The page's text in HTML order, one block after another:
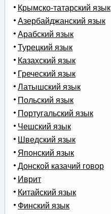
Крымско-татарский язык
Азербайджанский язык
Арабский язык
Турецкий язык
Казахский язык
Греческий язык
Латышский язык
Польский язык
Португальский язык
Чешский язык
Шведский язык
Японский язык
Донской казачий говор
Иврит
Китайский язык
Финский язык